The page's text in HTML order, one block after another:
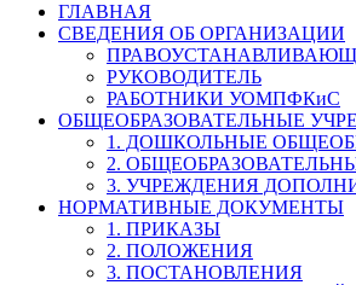
ГЛАВНАЯ
СВЕДЕНИЯ ОБ ОРГАНИЗАЦИИ
РУКОВОДИТЕЛЬ
РАБОТНИКИ УОМПФКиС
ОБЩЕОБРАЗОВАТЕЛЬНЫЕ
1. ДОШКОЛЬНЫЕ
2.
3. УЧРЕЖДЕНИЯ
НОРМАТИВНЫЕ ДОКУМЕНТЫ
1. ПРИКАЗЫ
2. ПОЛОЖЕНИЯ
3. ПОСТАНОВЛЕНИЯ